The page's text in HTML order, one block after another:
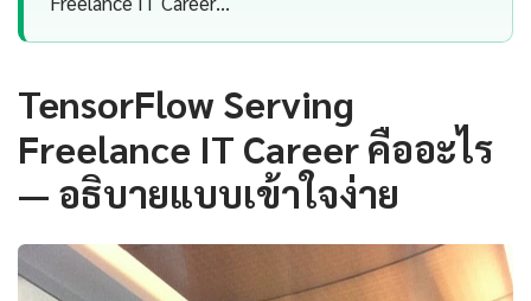
TensorFlow Serving
Freelance IT Career คืออะไร
— อธิบายแบบเข้าใจง่าย